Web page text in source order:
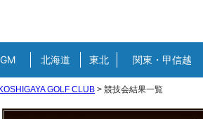
北海道 東北 関東・甲信越
KOSHIGAYA GOLF CLUB > 競技会結果一覧